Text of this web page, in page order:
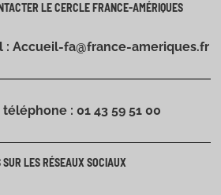
LE CERCLE FRANCE-AMÉRIQUES
: Accueil-fa@france-ameriques.fr
téléphone : 01 43 59 51 00
LES RÉSEAUX SOCIAUX